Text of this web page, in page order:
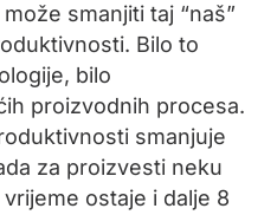
smanjiti taj “naš”
Bilo to
bilo
proizvodnih procesa.
smanjuje
za proizvesti neku
ostaje i dalje 8